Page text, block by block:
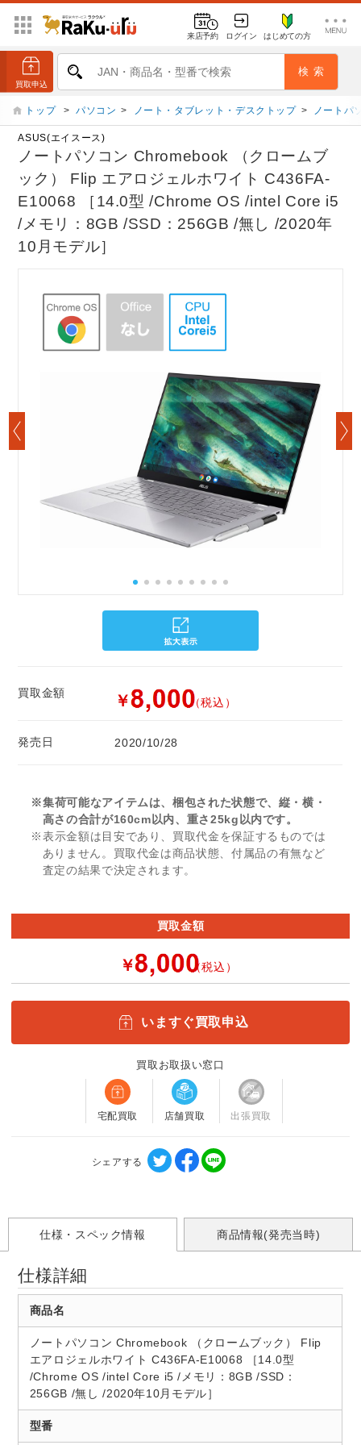
来店予約 ログイン はじめての方
トップ > パソコン > ノート・タブレット・デスクトップ > ノートパ
ASUS(エイスース)
ノートパソコン Chromebook （クロームブ
ック） Flip エアロジェルホワイト C436FA-
E10068 ［14.0型 /Chrome OS /intel Core i5
/メモリ：8GB /SSD：256GB /無し /2020年
10月モデル］
買取金額 ￥ （税込）
発売日 2020/10/28
※集荷可能なアイテムは、梱包された状態で、縦・横・
高さの合計が160cm以内、重さ25kg以内です。
※表示金額は目安であり、買取代金を保証するものでは
ありません。買取代金は商品状態、付属品の有無など
査定の結果で決定されます。
買取金額
￥ （税込）
いますぐ買取申込
買取お取扱い窓口
宅配買取 店舗買取 出張買取
シェアする
仕様・スペック情報 商品情報(発売当時)
仕様詳細
商品名
ノートパソコン Chromebook （クロームブック） Flip
エアロジェルホワイト C436FA-E10068 ［14.0型
/Chrome OS /intel Core i5 /メモリ：8GB /SSD：
256GB /無し /2020年10月モデル］
型番